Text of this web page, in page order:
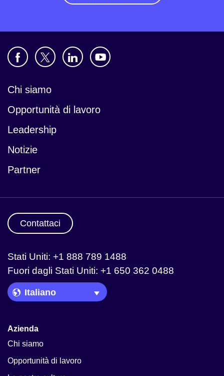
Chi siamo
Opportunità di lavoro
Leadership
Notizie
Partner
Contattaci
Stati Uniti: +1 888 789 1488
Fuori dagli Stati Uniti: +1 650 362 0488
Language Picker
Azienda
Chi siamo
Opportunità di lavoro